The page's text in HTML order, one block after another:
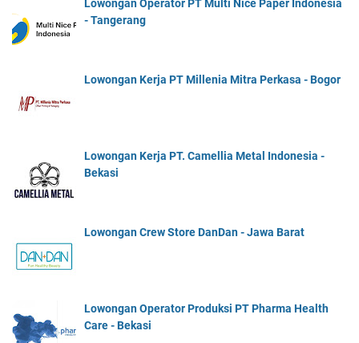
Lowongan Operator PT Multi Nice Paper Indonesia
- Tangerang
Lowongan Kerja PT Millenia Mitra Perkasa - Bogor
Lowongan Kerja PT. Camellia Metal Indonesia -
Bekasi
Lowongan Crew Store DanDan - Jawa Barat
Lowongan Operator Produksi PT Pharma Health
Care - Bekasi